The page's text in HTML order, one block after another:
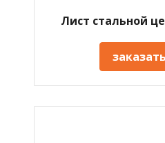
Лист стальной